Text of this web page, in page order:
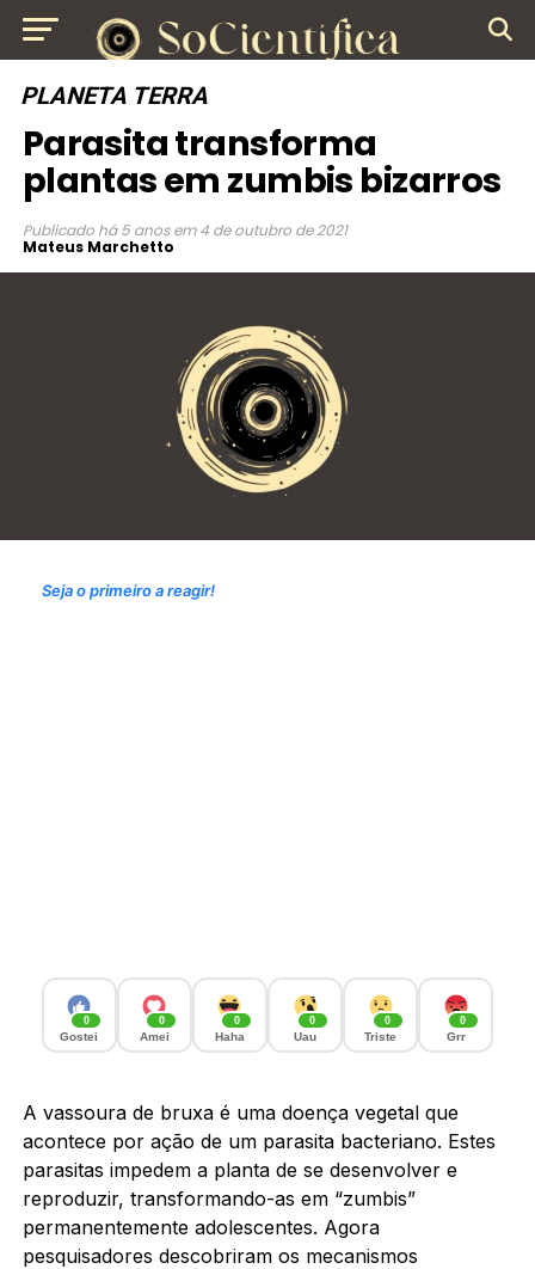
PLANETA TERRA
Parasita transforma
plantas em zumbis bizarros
Publicado há 5 anos em 4 de outubro de 2021
Mateus Marchetto
Seja o primeiro a reagir!
0
Gostei
0
Amei
0
Haha
0
Uau
0
Triste
0
Grr
A vassoura de bruxa é uma doença vegetal que
acontece por ação de um parasita bacteriano. Estes
parasitas impedem a planta de se desenvolver e
reproduzir, transformando-as em “zumbis”
permanentemente adolescentes. Agora
pesquisadores descobriram os mecanismos